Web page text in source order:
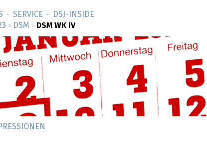
SERVICE
DSJ-­INSIDE
> DSM > DSM WK IV